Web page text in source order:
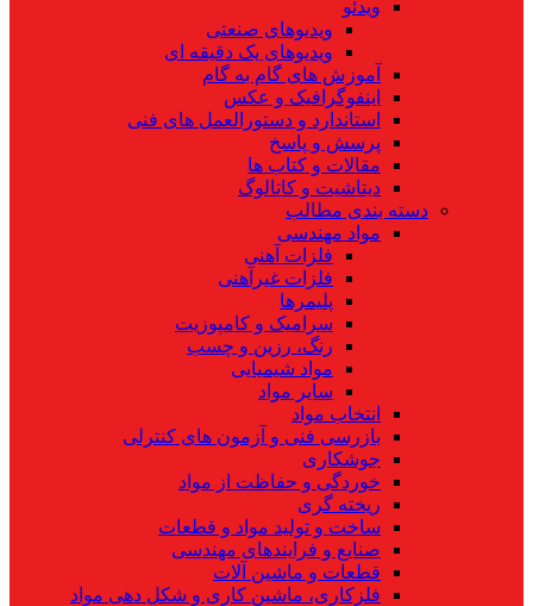
ویدئو
ویدیوهای صنعتی
ویدیوهای یک دقیقه ای
آموزش های گام به گام
اینفوگرافیک و عکس
استاندارد و دستورالعمل های فنی
پرسش و پاسخ
مقالات و کتاب ها
دیتاشیت و کاتالوگ
دسته بندی مطالب
مواد مهندسی
فلزات آهنی
فلزات غیرآهنی
پلیمرها
سرامیک و کامپوزیت
رنگ، رزین و چسب
مواد شیمیایی
سایر مواد
انتخاب مواد
بازرسی فنی و آزمون های کنترلی
جوشکاری
خوردگی و حفاظت از مواد
ریخته گری
ساخت و تولید مواد و قطعات
صنایع و فرایندهای مهندسی
قطعات و ماشین آلات
فلزکاری، ماشین کاری و شکل دهی مواد